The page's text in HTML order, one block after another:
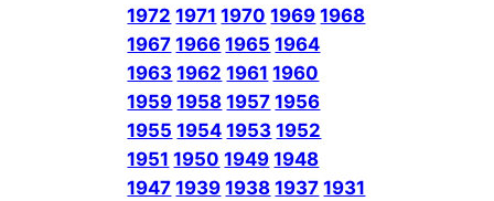
1972 1971 1970 1969 1968
1967 1966 1965 1964
1963 1962 1961 1960
1959 1958 1957 1956
1955 1954 1953 1952
1951 1950 1949 1948
1947 1939 1938 1937 1931